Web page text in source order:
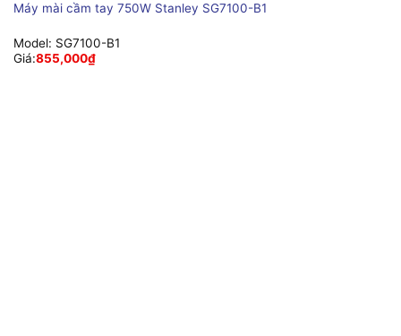
Máy mài cầm tay 750W Stanley SG7100-B1
Model: SG7100-B1
Giá:855,000₫